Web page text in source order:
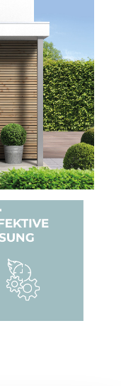
erreicht die
5,6 Liter
Profilzylinder